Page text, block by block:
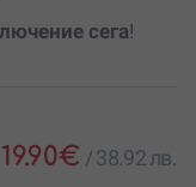
сега!
19.90€ /38.92 лв.